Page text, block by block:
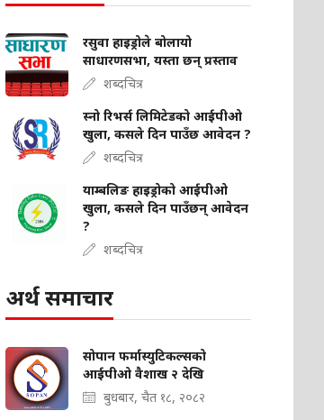
रसुवा हाइड्रोले बोलायो
साधारणसभा, यस्ता छन् प्रस्ताव
शब्दचित्र
स्नो रिभर्स लिमिटेडको आईपीओ
खुला, कसले दिन पाउँछ आवेदन ?
शब्दचित्र
याम्बलिङ हाइड्रोको आईपीओ
खुला, कसले दिन पाउँछन् आवेदन
?
शब्दचित्र
अर्थ समाचार
सोपान फर्मास्युटिकल्सको
आईपीओ वैशाख २ देखि
बुधबार, चैत १८, २०८२